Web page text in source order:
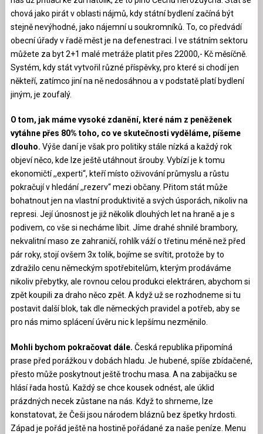
chová jako pirát v oblasti nájmů, kdy státní bydlení začíná být
stejně nevýhodné, jako nájemní u soukromníků. To, co předvádí
obecní úřady v řadě měst je na defenestraci. I ve státním sektoru
můžete za byt 2+1 malé metráže platit přes 22000,- Kč měsíčně.
Systém, kdy stát vytvořil různé příspěvky, pro které si chodí jen
někteří, zatímco jiní na ně nedosáhnou a v podstatě platí bydlení
jiným, je zoufalý.
O tom, jak máme vysoké zdanění, které nám z peněženek
vytáhne přes 80% toho, co ve skutečnosti vyděláme, píšeme
dlouho. Výše daní je však pro politiky stále nízká a každý rok
objeví něco, kde lze ještě utáhnout šrouby. Vybízí je k tomu
ekonomičtí ,,experti“, kteří místo oživování průmyslu a růstu
pokračují v hledání ,,rezerv“ mezi občany. Přitom stát může
bohatnout jen na vlastní produktivitě a svých úsporách, nikoliv na
represi. Její únosnost je již několik dlouhých let na hraně a je s
podivem, co vše si necháme líbit. Jíme drahé shnilé brambory,
nekvalitní maso ze zahraničí, rohlík váží o třetinu méně než před
pár roky, stojí ovšem 3x tolik, bojíme se svítit, protože by to
zdražilo cenu německým spotřebitelům, kterým prodáváme
nikoliv přebytky, ale rovnou celou produkci elektráren, abychom si
zpět koupili za draho něco zpět. A když už se rozhodneme si tu
postavit další blok, tak dle německých pravidel a potřeb, aby se
pro nás mimo splácení úvěru nic k lepšímu nezměnilo.
Mohli bychom pokračovat dále. Česká republika připomíná
prase před porážkou v dobách hladu. Je hubené, spíše zbídačené,
přesto může poskytnout ještě trochu masa. A na zabijačku se
hlásí řada hostů. Každý se chce kousek odnést, ale úklid
prázdných necek zůstane na nás. Když to shrneme, lze
konstatovat, že Češi jsou národem bláznů bez špetky hrdosti.
Západ je pořád ještě na hostině pořádané za naše peníze. Menu